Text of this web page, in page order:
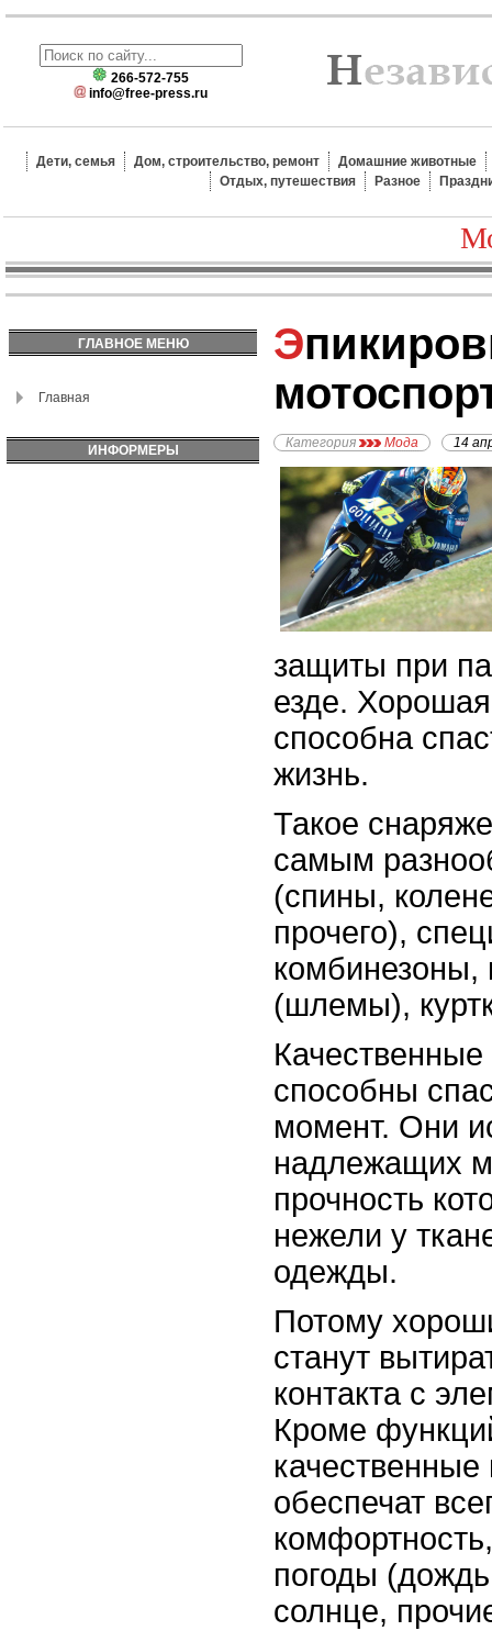
266-572-755
info@free-press.ru
Дети, семья Дом, строительство, ремонт
Домашние животные
Отдых, путешествия
Разное
ГЛАВНОЕ МЕНЮ
Главная
ИНФОРМЕРЫ
Эпикировка для
Категория Мода 14
защиты при
езде.
способна
жизнь.
Такое
самым
(спины,
прочего),
комбинезоны,
(шлемы),
способны
момент. Они
надлежащих
прочность
нежели у
одежды.
Потому
станут
контакта с
Кроме
обеспечат
погоды
солнце,